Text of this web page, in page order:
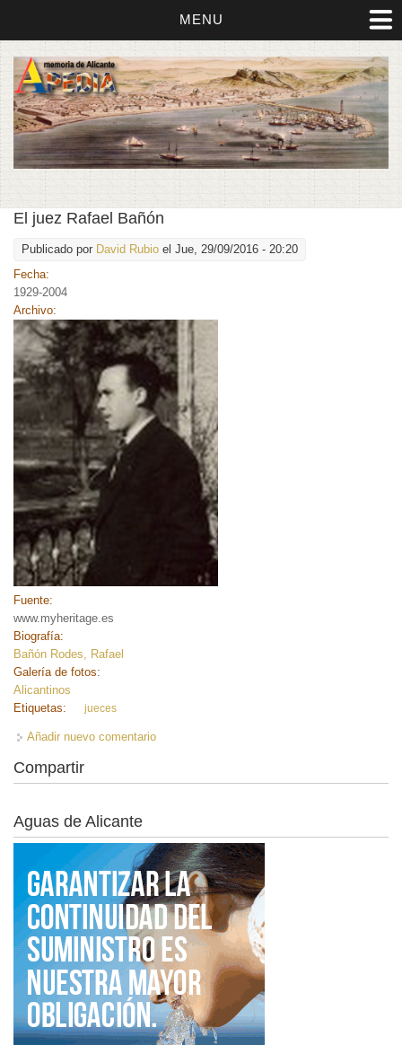
MENU
El juez Rafael Bañón
Publicado por David Rubio el Jue, 29/09/2016 - 20:20
Fecha:
1929-2004
Archivo:
Fuente:
www.myheritage.es
Biografía:
Bañón Rodes, Rafael
Galería de fotos:
Alicantinos
Etiquetas:
jueces
Añadir nuevo comentario
Compartir
Aguas de Alicante